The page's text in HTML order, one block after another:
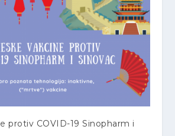
protiv COVID-19 Sinopharm i